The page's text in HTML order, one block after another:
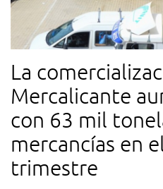
La
Mercalicante
con 63 mil
mercancías en
trimestre